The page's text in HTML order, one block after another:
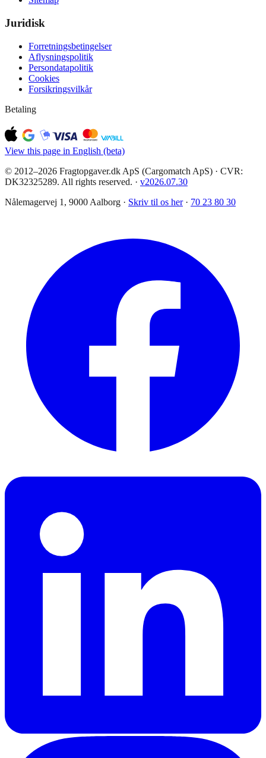
Juridisk
Forretningsbetingelser
Aflysningspolitik
Persondatapolitik
Cookies
Forsikringsvilkår
Betaling
View this page in English (beta)
© 2012–2026 Fragtopgaver.dk ApS (Cargomatch ApS) · CVR:
DK32325289. All rights reserved. · v2026.07.30
Nålemagervej 1, 9000 Aalborg · Skriv til os her · 70 23 80 30